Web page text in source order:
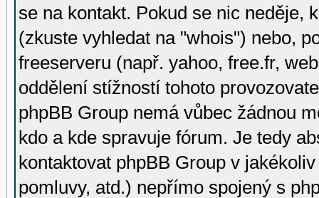
se na kontakt. Pokud se nic neděje,
(zkuste vyhledat na "whois") nebo,
freeserveru (např. yahoo, free.fr,
oddělení stížností tohoto
phpBB Group nemá vůbec žádnou
kdo a kde spravuje fórum. Je tedy
kontaktovat phpBB Group v
pomluvy, atd.) nepřímo spojený s